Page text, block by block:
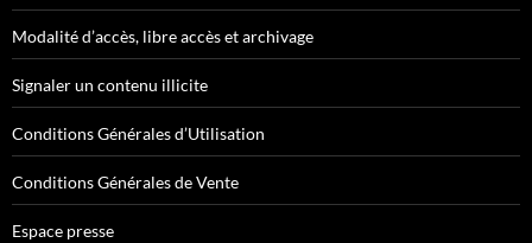
Modalité d’accès, libre accès et archivage
Signaler un contenu illicite
Conditions Générales d’Utilisation
Conditions Générales de Vente
Espace presse